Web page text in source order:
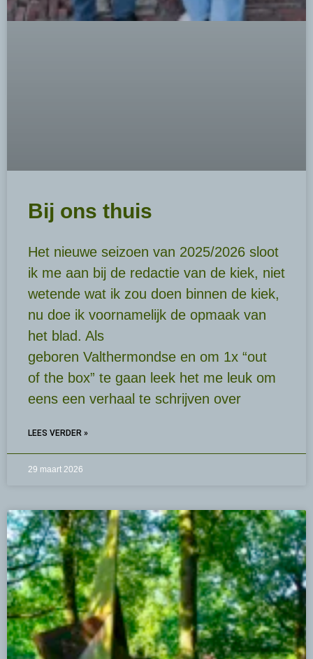
Bij ons thuis
Het nieuwe seizoen van 2025/2026 sloot
ik me aan bij de redactie van de kiek, niet
wetende wat ik zou doen binnen de kiek,
nu doe ik voornamelijk de opmaak van
het blad. Als
geboren Valthermondse en om 1x “out
of the box” te gaan leek het me leuk om
eens een verhaal te schrijven over
LEES VERDER »
29 maart 2026